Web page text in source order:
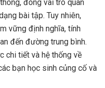
đóng vai trò quan
bài tập. Tuy nhiên,
vững định nghĩa, tính
đến đường trung bình.
chi tiết và hệ thống về
bạn học sinh củng cố và